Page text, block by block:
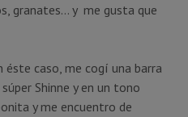
granates… y me gusta que
éste caso, me cogí una barra
Shinne y en un tono
y me encuentro de